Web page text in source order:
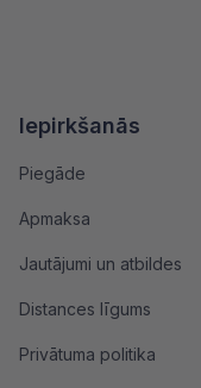
Iepirkšanās
Piegāde
Apmaksa
Jautājumi un atbildes
Distances līgums
Privātuma politika